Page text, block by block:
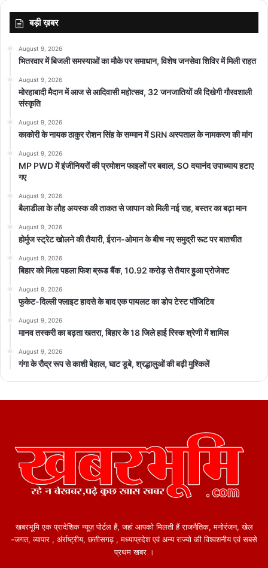
बड़ी ख़बर
August 9, 2026
भितरवार में बिजली समस्याओं का मौके पर समाधान, विशेष जनसेवा शिविर में मिली राहत
August 9, 2026
मोरहाबादी मैदान में आज से आदिवासी महोत्सव, 32 जनजातियों की दिखेगी गौरवशाली
संस्कृति
August 9, 2026
काकोरी के नायक ठाकुर रोशन सिंह के सम्मान में SRN अस्पताल के नामकरण की मांग
August 9, 2026
MP PWD में इंजीनियरों की प्रमोशन फाइलों पर बवाल, SO दयानंद उपाध्याय हटाए
गए
August 9, 2026
बैलाडीला के लौह अयस्क की ताकत से जापान को मिली नई राह, बस्तर का बढ़ा मान
August 9, 2026
होर्मुज स्ट्रेट खोलने की तैयारी, ईरान-ओमान के बीच नए समुद्री रूट पर बातचीत
August 9, 2026
बिहार को मिला पहला फिश ब्रूड बैंक, 10.92 करोड़ से तैयार हुआ प्रोजेक्ट
August 9, 2026
फुकेट-दिल्ली फ्लाइट हादसे के बाद एक पायलट का डोप टेस्ट पॉजिटिव
August 9, 2026
मानव तस्करी का बढ़ता खतरा, बिहार के 18 जिले हाई रिस्क श्रेणी में शामिल
August 9, 2026
गंगा के रौद्र रूप से काशी बेहाल, घाट डूबे, श्रद्धालुओं की बढ़ी मुश्किलें
खबरभूमि एक प्रादेशिक न्यूज़ पोर्टल हैं, जहां आपको मिलती हैं राजनैतिक, मनोरंजन, खेल
-जगत, व्यापार , अंर्राष्ट्रीय, छत्तीसगढ़ , मध्याप्रदेश एवं अन्य राज्यो की विश्वशनीय एवं सबसे
प्रथम खबर ।